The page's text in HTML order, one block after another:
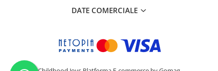
DATE COMERCIALE